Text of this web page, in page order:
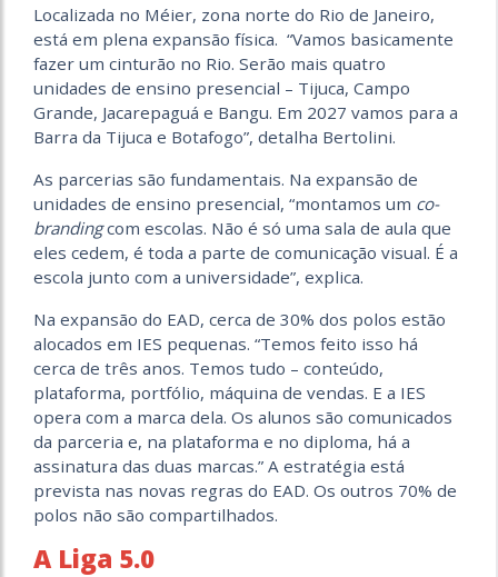
Localizada no Méier, zona norte do Rio de Janeiro,
está em plena expansão física. “Vamos basicamente
fazer um cinturão no Rio. Serão mais quatro
unidades de ensino presencial – Tijuca, Campo
Grande, Jacarepaguá e Bangu. Em 2027 vamos para a
Barra da Tijuca e Botafogo”, detalha Bertolini.
As parcerias são fundamentais. Na expansão de
unidades de ensino presencial, “montamos um co-
brandingcom escolas. Não é só uma sala de aula que
eles cedem, é toda a parte de comunicação visual. É a
escola junto com a universidade”, explica.
Na expansão do EAD, cerca de 30% dos polos estão
alocados em IES pequenas. “Temos feito isso há
cerca de três anos. Temos tudo – conteúdo,
plataforma, portfólio, máquina de vendas. E a IES
opera com a marca dela. Os alunos são comunicados
da parceria e, na plataforma e no diploma, há a
assinatura das duas marcas.” A estratégia está
prevista nas novas regras do EAD. Os outros 70% de
polos não são compartilhados.
A Liga 5.0